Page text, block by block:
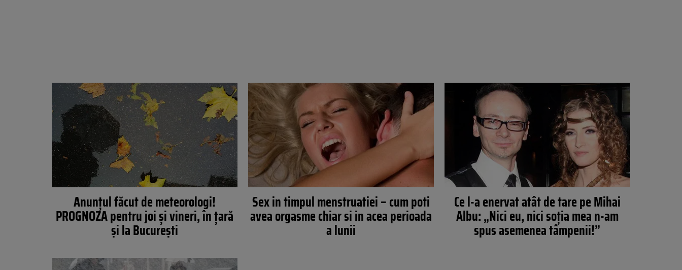
Anunţul făcut de meteorologi!
PROGNOZA pentru joi şi vineri, în ţară
şi la Bucureşti
Sex in timpul menstruatiei – cum poti
avea orgasme chiar si in acea perioada
a lunii
Ce l-a enervat atât de tare pe Mihai
Albu: „Nici eu, nici soţia mea n-am
spus asemenea tâmpenii!”